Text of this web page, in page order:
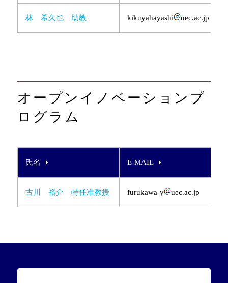
林 希久也 助教 kikuyahayashi uec.ac.jp
オープンイノベーションプ
ログラム
氏名 E-MAIL
古川 裕介 特任准教授 furukawa-y uec.ac.jp